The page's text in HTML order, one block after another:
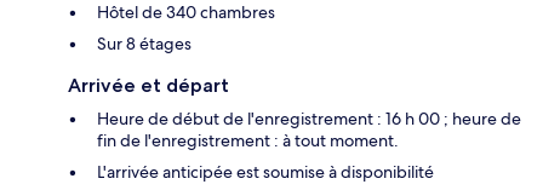
Hôtel de 340 chambres
Sur 8 étages
Arrivée et départ
Heure de début de l'enregistrement : 16 h 00 ; heure de
fin de l'enregistrement : à tout moment.
L'arrivée anticipée est soumise à disponibilité